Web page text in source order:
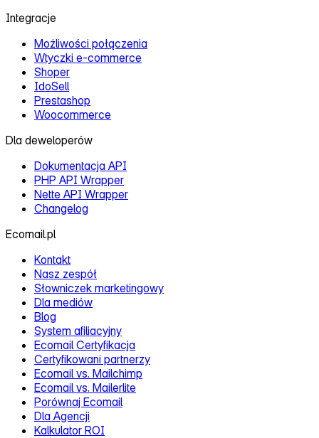
Integracje
Możliwości połączenia
Wtyczki e‑commerce
Shoper
IdoSell
Prestashop
Woocommerce
Dla deweloperów
Dokumentacja API
PHP API Wrapper
Nette API Wrapper
Changelog
Ecomail.pl
Kontakt
Nasz zespół
Słowniczek marketingowy
Dla mediów
Blog
System afiliacyjny
Ecomail Certyfikacja
Certyfikowani partnerzy
Ecomail vs. Mailchimp
Ecomail vs. Mailerlite
Porównaj Ecomail
Dla Agencji
Kalkulator ROI